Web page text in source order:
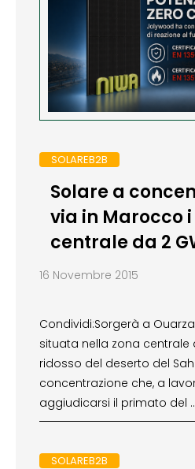
SOLAREB2B
Solare a
via in Marocco
centrale da 2
16 Novembre 2015
Condividi:Sorgerà a
situata nella zona centrale
ridosso del deserto del
concentrazione che, a
aggiudicarsi il primato del
SOLAREB2B